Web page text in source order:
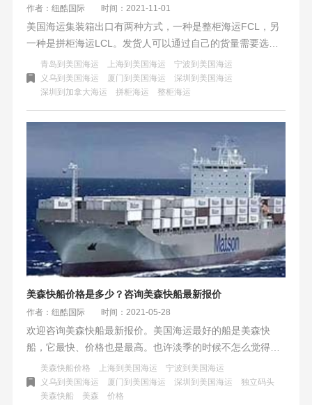
作者：纽酷国际 时间：2021-11-01
美国海运集装箱出口有两种方式，一种是整柜海运FCL，另
一种是拼柜海运LCL。发货人可以通过自己的货量需要选择
合适的海运出口方式，跟船司订柜。或者跟货代订柜、订
舱。一般不管是整柜海运还是拼柜海运都可以指定船司，具
体跟货代咨询。不同的船司在同一目的港都有不同的航线，
根据航线、时效、船期、价格等因素选择合适的舱位，这是
青岛到美国海运 上海到美国海运
宁波到美国海运
义乌到美国海运
厦门到美国海运
深圳到美国海运
深圳到加拿大海运
拼柜海运 整柜海运
美森快船价格是多少？咨询美森快船最新报价
作者：纽酷国际 时间：2021-05-28
欢迎咨询美森快船最新报价。美国海运最好的船是美森快
船，它最快、价格也是最高。也许淡季的时候不怎么觉得，
但是在旺季加上塞港的情况下，优势立马就体现出来了。独
立码头的优势是其他电商快船不法比的，因为独天优厚的自
身优势，领跑在各家船司的之前。
美森快船价格 上海到美国海运
宁波到美国海运
义乌到美国海运
厦门到美国海运 深圳到美国海运
独立码头
美森快船
美森 价格